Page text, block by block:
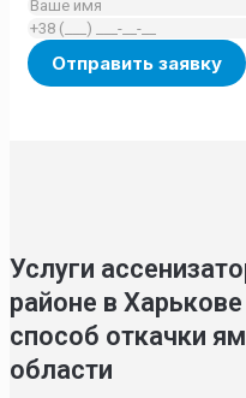
Услуги
районе в
способ откачки
области